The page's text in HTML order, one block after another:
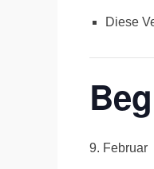
Diese
9. Februar